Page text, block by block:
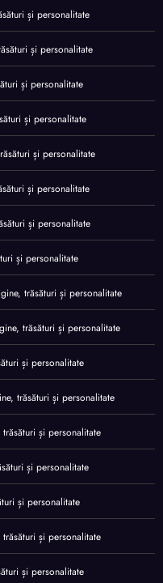
și personalitate
și personalitate
și personalitate
și personalitate
și personalitate
și personalitate
și personalitate
și personalitate
trăsături și personalitate
trăsături și personalitate
și personalitate
trăsături și personalitate
și personalitate
și personalitate
și personalitate
și personalitate
și personalitate